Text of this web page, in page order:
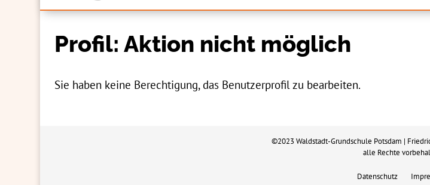
Profil: Aktion nicht möglich
Sie haben keine Berechtigung, das Benutzerprofil zu bearbeiten.
©2023 Waldstadt-Grundschule Potsdam |
alle Rechte
Datenschutz